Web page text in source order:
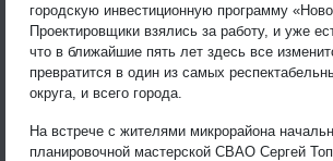
городскую инвестиционную программу
Проектировщики взялись за работу, и уже
что в ближайшие пять лет здесь все
превратится в один из самых
округа, и всего города.
На встрече с жителями микрорайона
планировочной мастерской СВАО Сергей